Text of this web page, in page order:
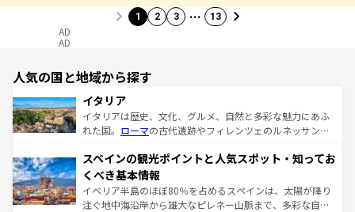
1 2 3 … 13
AD
AD
人気の国と地域から探す
イタリア
イタリアは歴史、文化、グルメ、自然と多彩な魅力にあふ
れた国。 ローマの古代遺跡やフィレンツェのルネッサンス
ろん、トスカーナの美しい田園風景やアマルフィ海岸の絶
景など、自然景観も見逃せない。観光の合間には、本場の
ピザやパスタなど、絶品のイタリア料理を堪能することも
できる。朝目覚めてから夜眠るまで、すべての瞬間を楽し
スペインの観光ポイントと人気スポット・知ってお
くべき基本情報
イベリア半島のほぼ80％を占めるスペインは、太陽が降り
注ぐ地中海沿岸から雄大なピレネー山脈まで、多彩な自然